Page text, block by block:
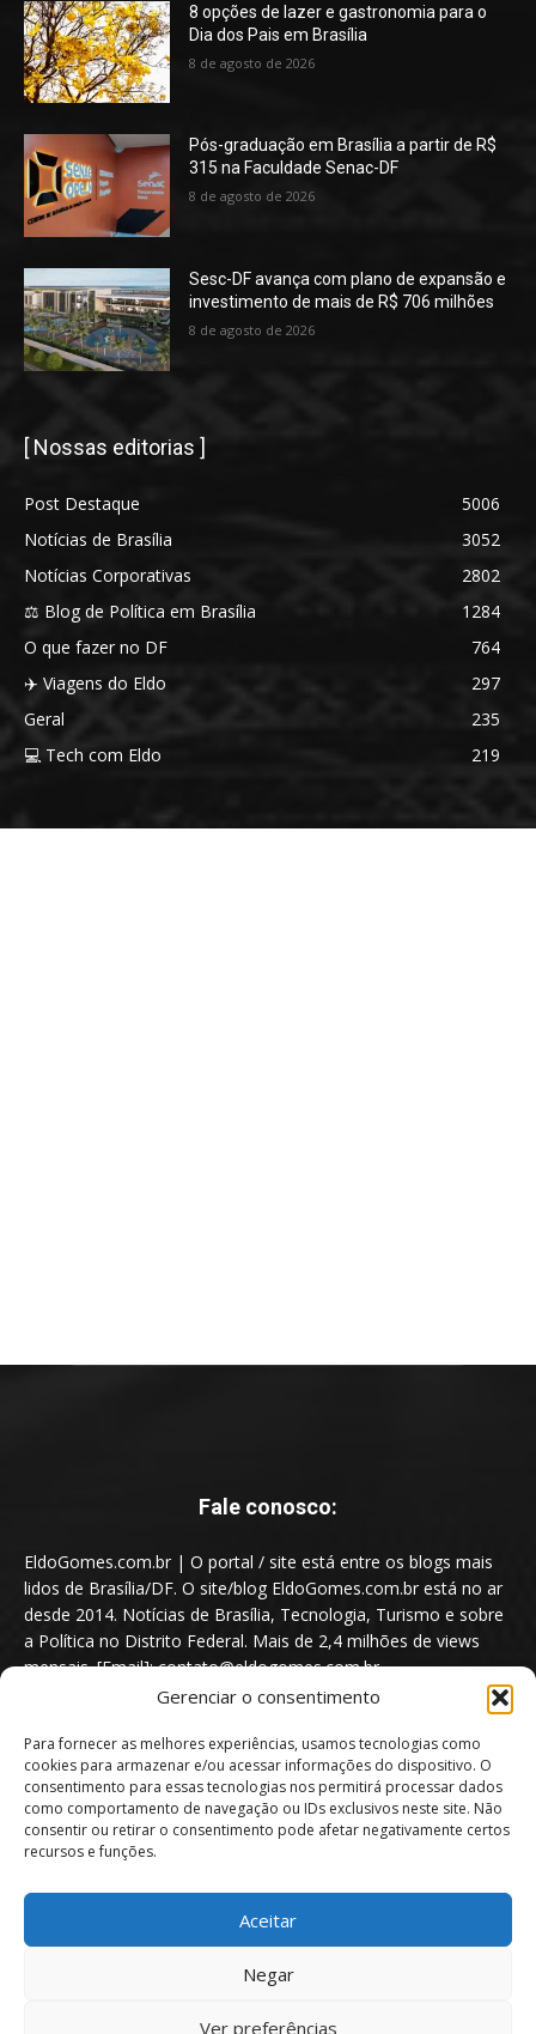
Gerenciar o consentimento
Para fornecer as melhores experiências, usamos tecnologias como
cookies para armazenar e/ou acessar informações do dispositivo. O
consentimento para essas tecnologias nos permitirá processar dados
como comportamento de navegação ou IDs exclusivos neste site. Não
consentir ou retirar o consentimento pode afetar negativamente certos
recursos e funções.
Aceitar
Negar
Ver preferências
8 opções de lazer e gastronomia para o
Dia dos Pais em Brasília
8 de agosto de 2026
Pós-graduação em Brasília a partir de R$
315 na Faculdade Senac-DF
8 de agosto de 2026
Sesc-DF avança com plano de expansão e
investimento de mais de R$ 706 milhões
8 de agosto de 2026
[ Nossas editorias ]
Post Destaque
5006
Notícias de Brasília
3052
Notícias Corporativas
2802
⚖️ Blog de Política em Brasília
1284
O que fazer no DF
764
✈️ Viagens do Eldo
297
Geral
235
💻 Tech com Eldo
219
Fale conosco:
EldoGomes.com.br | O portal / site está entre os blogs mais
lidos de Brasília/DF. O site/blog EldoGomes.com.br está no ar
desde 2014. Notícias de Brasília, Tecnologia, Turismo e sobre
a Política no Distrito Federal. Mais de 2,4 milhões de views
mensais. [Email]: contato@eldogomes.com.br
Portal EldoGomes.com.br | Entre os Blogs mais lidos de Brasília/DF. |